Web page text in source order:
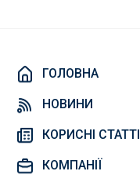
ГОЛОВНА
НОВИНИ
КОРИСНІ СТАТТІ
КОМПАНІЇ